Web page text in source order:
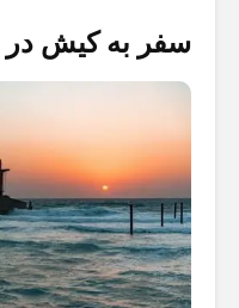
سفر به کیش در